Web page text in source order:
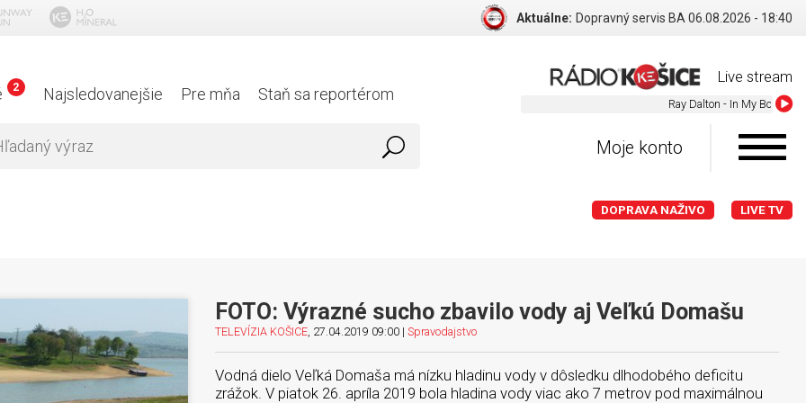
Aktuálne: Dopravný servis BA 06.08.2026 - 18:40
Live stream
Ray Dalton - In My Bones
2 Najsledovanejšie Pre mňa Staň sa reportérom
Moje konto
DOPRAVA NAŽIVO LIVE TV
FOTO: Výrazné sucho zbavilo vody aj Veľkú Domašu
TELEVÍZIA KOŠICE, 27.04.2019 09:00 | Spravodajstvo
Vodná dielo Veľká Domaša má nízku hladinu vody v dôsledku dlhodobého deficitu
zrážok. V piatok 26. apríla 2019 bola hladina vody viac ako 7 metrov pod maximálnou